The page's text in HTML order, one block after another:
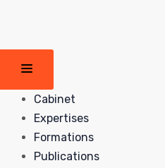
Cabinet
Expertises
Formations
Publications